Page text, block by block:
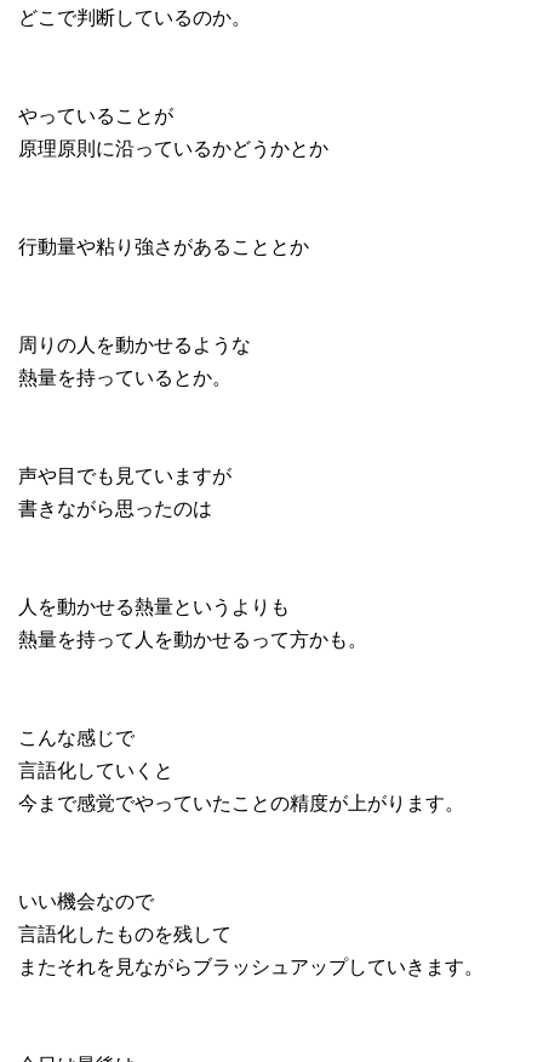
どこで判断しているのか。
やっていることが
原理原則に沿っているかどうかとか
行動量や粘り強さがあることとか
周りの人を動かせるような
熱量を持っているとか。
声や目でも見ていますが
書きながら思ったのは
人を動かせる熱量というよりも
熱量を持って人を動かせるって方かも。
こんな感じで
言語化していくと
今まで感覚でやっていたことの精度が上がります。
いい機会なので
言語化したものを残して
またそれを見ながらブラッシュアップしていきます。